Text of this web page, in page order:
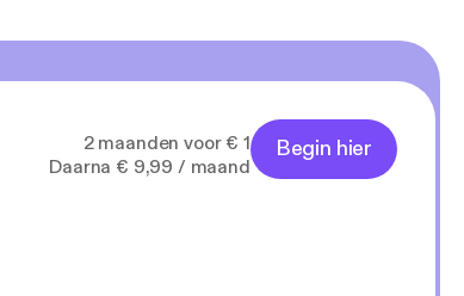
2 maanden voor € 1
Daarna € 9,99 / maand
Begin hier